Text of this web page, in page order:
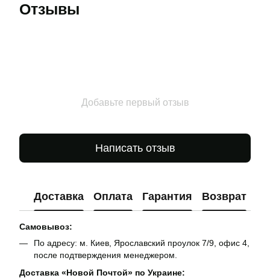
Отзывы
Добавьте первый отзыв
Написать отзыв
Доставка Оплата Гарантия Возврат
Самовывоз:
По адресу: м. Киев, Ярославский проулок 7/9, офис 4,
после подтверждения менеджером.
Доставка «Новой Почтой» по Украине: